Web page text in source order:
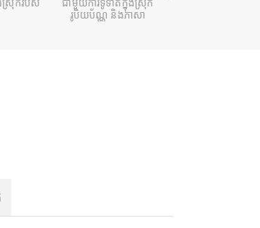
ស្រុករបស់
ជាមួយការទូទាត់ក្នុងស្រុក
រូបិយប័ណ្ណ និងភាសា